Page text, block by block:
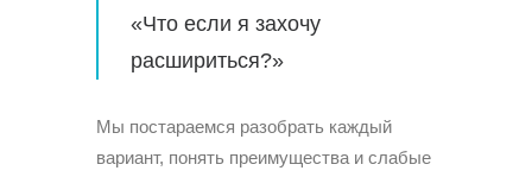
«Что если я захочу
расшириться?»
Мы постараемся разобрать каждый
вариант, понять преимущества и слабые